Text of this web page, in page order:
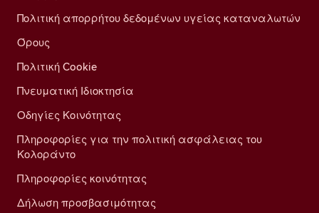
Πολιτική απορρήτου δεδομένων υγείας καταναλωτών
Όρους
Πολιτική Cookie
Πνευματική Ιδιοκτησία
Οδηγίες Κοινότητας
Πληροφορίες για την πολιτική ασφάλειας του
Κολοράντο
Πληροφορίες κοινότητας
Δήλωση προσβασιμότητας